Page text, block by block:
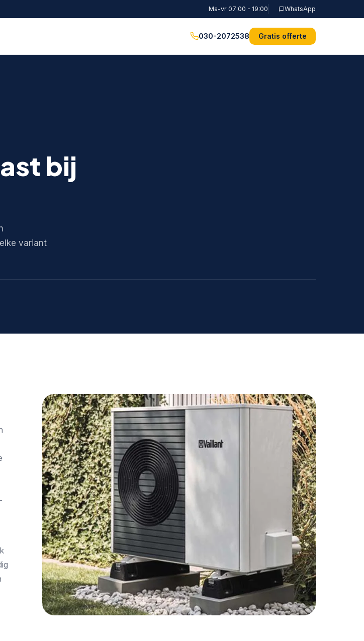
Ma-vr 07:00 - 19:00 WhatsApp
030-2072538 Gratis offerte
bij
variant